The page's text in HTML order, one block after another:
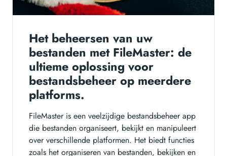
Het beheersen van uw
bestanden met FileMaster: de
ultieme oplossing voor
bestandsbeheer op meerdere
platforms.
FileMaster is een veelzijdige bestandsbeheer app
die bestanden organiseert, bekijkt en manipuleert
over verschillende platformen. Het biedt functies
zoals het organiseren van bestanden, bekijken en